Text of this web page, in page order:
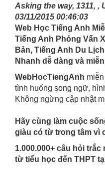
Asking the way, 1311, ,
03/11/2015 00:46:03
Web Học Tiếng Anh
Tiếng Anh Phỏng Vấn
Bản, Tiếng Anh Du
Nhanh dễ dàng và
WebHocTiengAnh
tình huống song ngữ,
Không ngừng cập nhật
Hãy cùng làm cuộc
giàu có từ trong tâm vì
1.000.000+ câu hỏi
từ tiểu học đến THPT